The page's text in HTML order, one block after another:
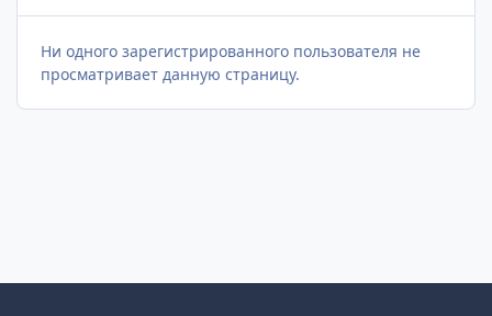
Ни одного зарегистрированного пользователя не
просматривает данную страницу.